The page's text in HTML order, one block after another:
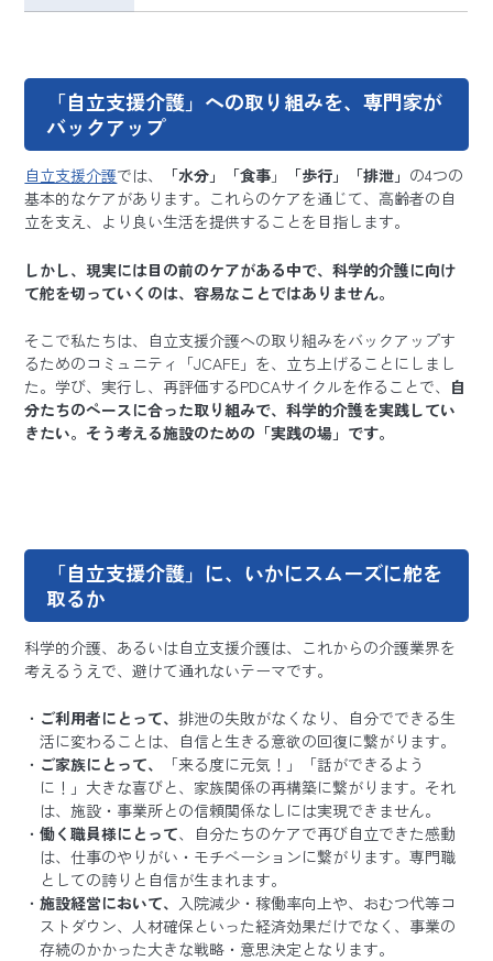
「自立支援介護」への取り組みを、専門家が
バックアップ
自立支援介護では、 「水分」「食事 」 「歩行」「排泄」 の4つの
基本的なケアがあります。これらのケアを通じて、高齢者の自
立を支え、より良い生活を提供することを目指します。
しかし、現実には目の前のケアがある中で、科学的介護に向け
て舵を切っていくのは、容易なことではありません。
そこで私たちは、自立支援介護への取り組みをバックアップす
るためのコミュニティ「JCAFE」を、立ち上げることにしまし
た。学び、実行し、再評価するPDCAサイクルを作ることで、 自
分たちのペースに合った取り組みで、科学的介護を実践してい
きたい。そう考える施設のための「実践の場」です。
「自立支援介護」に、いかにスムーズに舵を
取るか
科学的介護、あるいは自立支援介護は、これからの介護業界を
考えるうえで、避けて通れないテーマです。
ご利用者にとって、排泄の失敗がなくなり、自分でできる生
活に変わることは、自信と生きる意欲の回復に繋がります。
ご家族にとって、
「来る度に元気！」「話ができるよう
に！」大きな喜びと、家族関係の再構築に繋がります。それ
は、施設・事業所との信頼関係なしには実現できません。
働く職員様にとって、自分たちのケアで再び自立できた感動
は、仕事のやりがい・モチベーションに繋がります。専門職
としての誇りと自信が生まれます。
施設経営において、
入院減少・稼働率向上や、おむつ代等コ
ストダウン、人材確保といった経済効果だけでなく、事業の
存続のかかった大きな戦略・意思決定となります。